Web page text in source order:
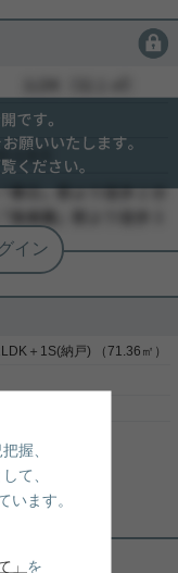
北線「後楽園」駅、 ＪＲ総
、ご内覧可能です。 詳細
もお
詳細を見る
＋1S(納戸) （71.36㎡）
歩8分
徒歩9分
15分
分！７階部分南向
握、
て、
います。
」 を